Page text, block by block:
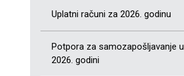
Uplatni računi za 2026. godinu
Potpora za samozapošljavanje u
2026. godini